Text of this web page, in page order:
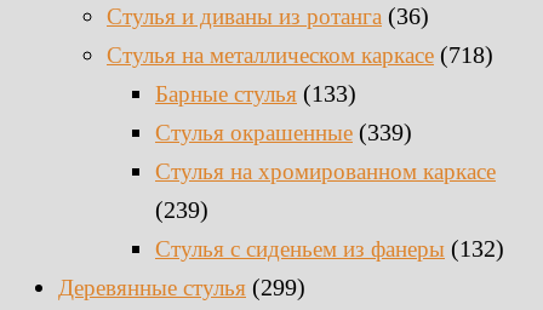
Стулья и диваны из ротанга (36)
Стулья на металлическом каркасе (718)
Барные стулья (133)
Стулья окрашенные (339)
Стулья на хромированном каркасе
(239)
Стулья с сиденьем из фанеры (132)
Деревянные стулья (299)